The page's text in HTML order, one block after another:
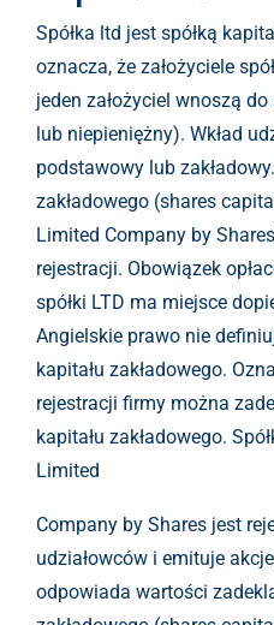
Spółka ltd jest spółką
oznacza, że założyciele
jeden założyciel wnoszą
lub niepieniężny). Wkład
podstawowy lub
zakładowego (shares
Limited Company by
rejestracji. Obowiązek
spółki LTD ma miejsce
Angielskie prawo nie
kapitału zakładowego.
rejestracji firmy można
kapitału zakładowego.
Limited
Company by Shares jest
udziałowców i emituje
odpowiada wartości